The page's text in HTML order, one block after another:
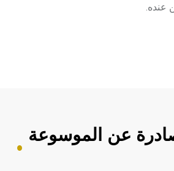
عنده.
عن الموسوعة